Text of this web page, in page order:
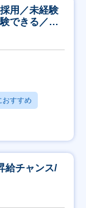
用／未経験
できる／研
おすすめ
給チャンス/